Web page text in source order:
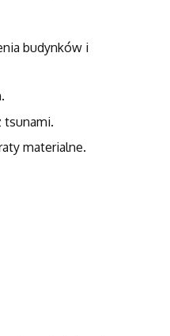
budynków i
tsunami.
materialne.